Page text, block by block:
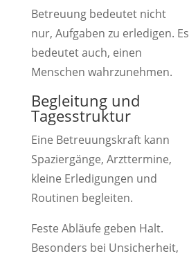
Betreuung bedeutet nicht
nur, Aufgaben zu erledigen. Es
bedeutet auch, einen
Menschen wahrzunehmen.
Begleitung und
Tagesstruktur
Eine Betreuungskraft kann
Spaziergänge, Arzttermine,
kleine Erledigungen und
Routinen begleiten.
Feste Abläufe geben Halt.
Besonders bei Unsicherheit,